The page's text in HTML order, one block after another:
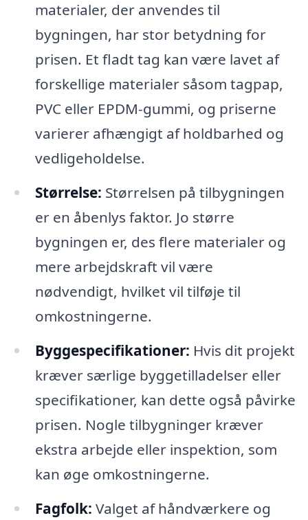
materialer, der anvendes til
bygningen, har stor betydning for
prisen. Et fladt tag kan være lavet af
forskellige materialer såsom tagpap,
PVC eller EPDM-gummi, og priserne
varierer afhængigt af holdbarhed og
vedligeholdelse.
Størrelse: Størrelsen på tilbygningen
er en åbenlys faktor. Jo større
bygningen er, des flere materialer og
mere arbejdskraft vil være
nødvendigt, hvilket vil tilføje til
omkostningerne.
Byggespecifikationer: Hvis dit projekt
kræver særlige byggetilladelser eller
specifikationer, kan dette også påvirke
prisen. Nogle tilbygninger kræver
ekstra arbejde eller inspektion, som
kan øge omkostningerne.
Fagfolk: Valget af håndværkere og